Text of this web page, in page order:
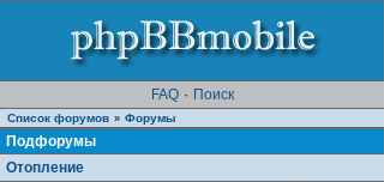
FAQ · Поиск
Список форумов » Форумы
Подфорумы
Отопление